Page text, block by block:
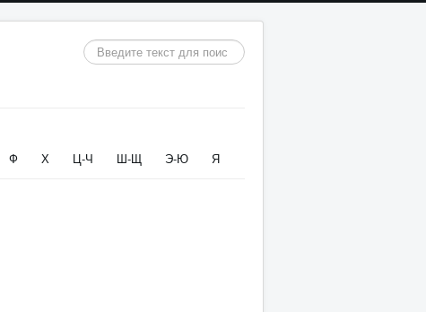
Искать...
Ф Х Ц-Ч Ш-Щ Э-Ю Я